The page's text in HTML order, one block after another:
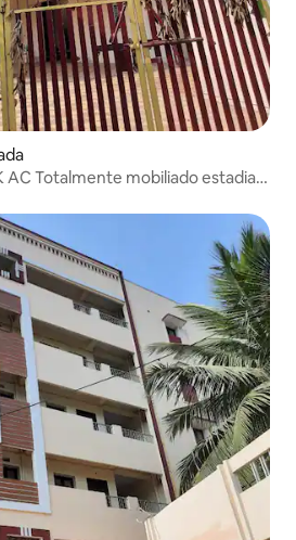
AC Totalmente mobiliado estadia